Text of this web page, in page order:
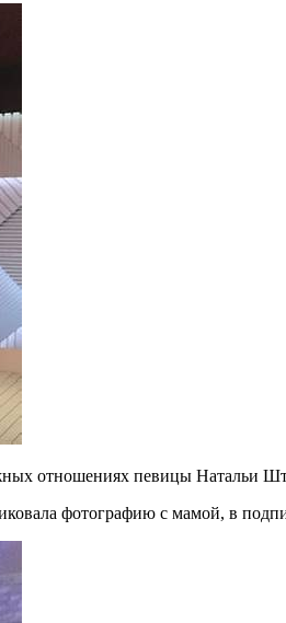
отношениях певицы Натальи
фотографию с мамой, в